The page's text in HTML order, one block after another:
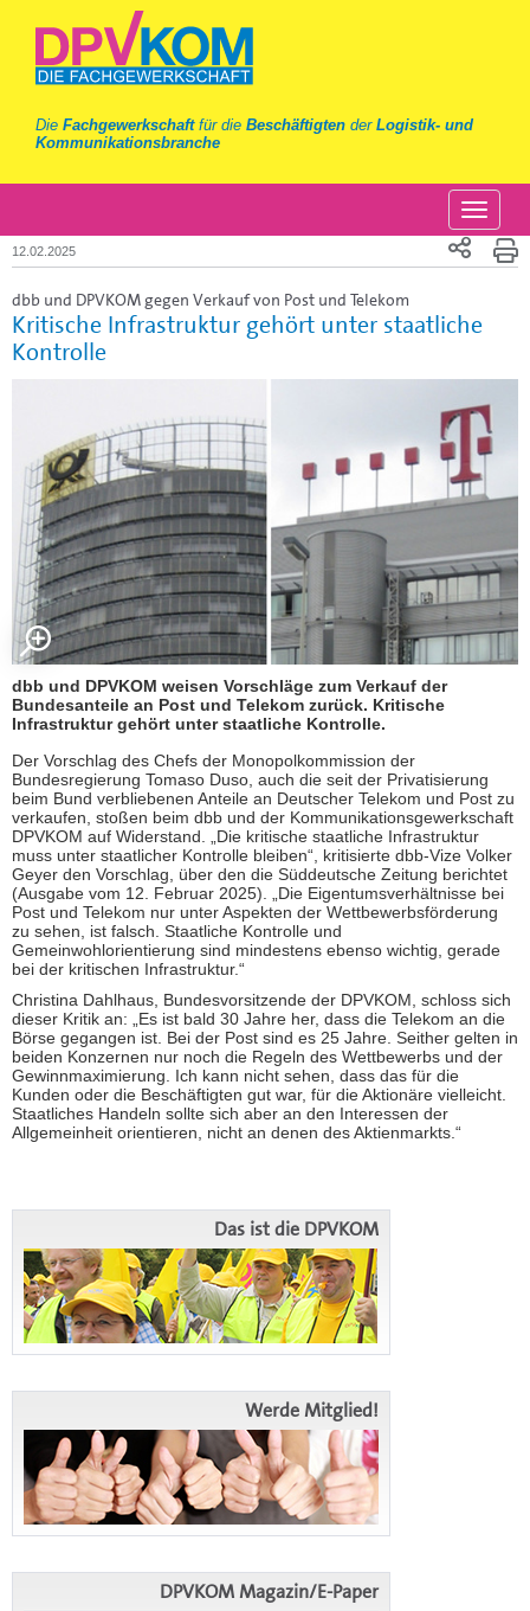
Die Fachgewerkschaftfür die Beschäftigten der Logistik- und
Kommunikationsbranche
12.02.2025
dbb und DPVKOM gegen Verkauf von Post und Telekom
Kritische Infrastruktur gehört unter staatliche
Kontrolle
dbb und DPVKOM weisen Vorschläge zum Verkauf der
Bundesanteile an Post und Telekom zurück. Kritische
Infrastruktur gehört unter staatliche Kontrolle.
Der Vorschlag des Chefs der Monopolkommission der
Bundesregierung Tomaso Duso, auch die seit der Privatisierung
beim Bund verbliebenen Anteile an Deutscher Telekom und Post zu
verkaufen, stoßen beim dbb und der Kommunikationsgewerkschaft
DPVKOM auf Widerstand. „Die kritische staatliche Infrastruktur
muss unter staatlicher Kontrolle bleiben“, kritisierte dbb-Vize Volker
Geyer den Vorschlag, über den die Süddeutsche Zeitung berichtet
(Ausgabe vom 12. Februar 2025). „Die Eigentumsverhältnisse bei
Post und Telekom nur unter Aspekten der Wettbewerbsförderung
zu sehen, ist falsch. Staatliche Kontrolle und
Gemeinwohlorientierung sind mindestens ebenso wichtig, gerade
bei der kritischen Infrastruktur.“
Christina Dahlhaus, Bundesvorsitzende der DPVKOM, schloss sich
dieser Kritik an: „Es ist bald 30 Jahre her, dass die Telekom an die
Börse gegangen ist. Bei der Post sind es 25 Jahre. Seither gelten in
beiden Konzernen nur noch die Regeln des Wettbewerbs und der
Gewinnmaximierung. Ich kann nicht sehen, dass das für die
Kunden oder die Beschäftigten gut war, für die Aktionäre vielleicht.
Staatliches Handeln sollte sich aber an den Interessen der
Allgemeinheit orientieren, nicht an denen des Aktienmarkts.“
Das ist die DPVKOM
Werde Mitglied!
DPVKOM Magazin/E-Paper